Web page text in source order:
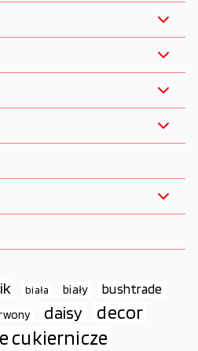
biała biały bushtrade
daisy decor
cukiernicze